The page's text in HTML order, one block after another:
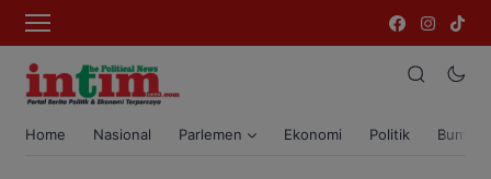
Home Nasional Parlemen Ekonomi Politik Bumi